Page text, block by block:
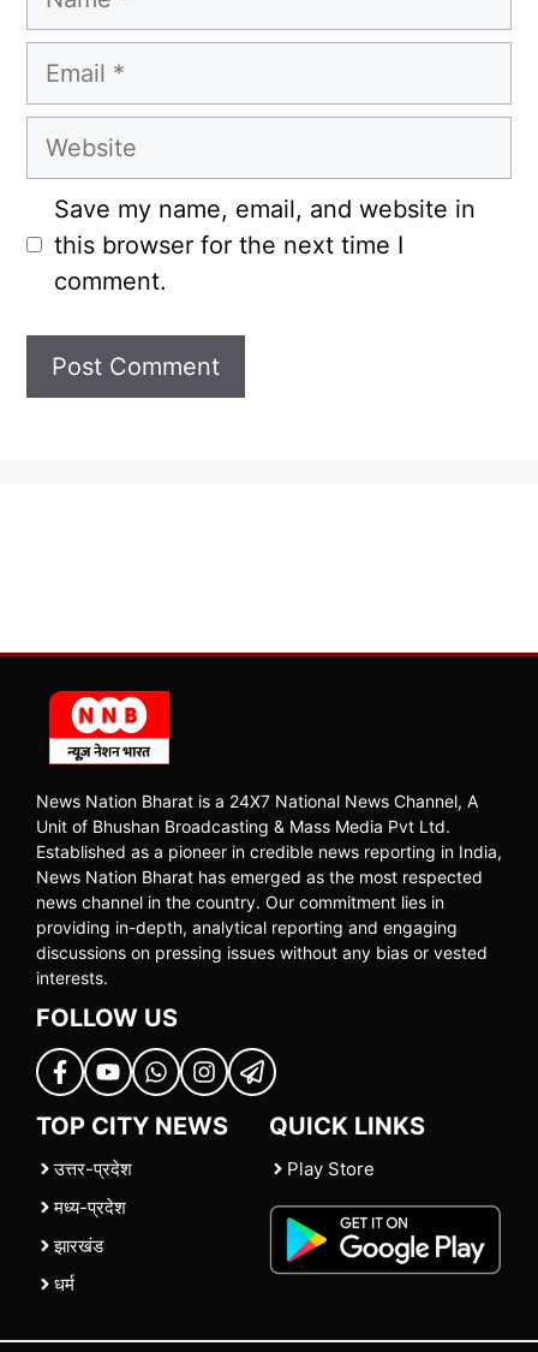
Email
Website
Save my name, email, and website in
this browser for the next time I
comment.
News Nation Bharat is a 24X7 National News Channel, A
Unit of Bhushan Broadcasting & Mass Media Pvt Ltd.
Established as a pioneer in credible news reporting in India,
News Nation Bharat has emerged as the most respected
news channel in the country. Our commitment lies in
providing in-depth, analytical reporting and engaging
discussions on pressing issues without any bias or vested
interests.
FOLLOW US
TOP CITY NEWS
उत्तर-प्रदेश
मध्य-प्रदेश
झारखंड
धर्म
QUICK LINKS
Play Store